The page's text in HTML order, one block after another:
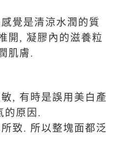
覺是清涼水潤的質
開, 凝膠內的滋養粒
肌膚.
, 有時是誤用美白產
的原因.
致. 所以整塊面都泛